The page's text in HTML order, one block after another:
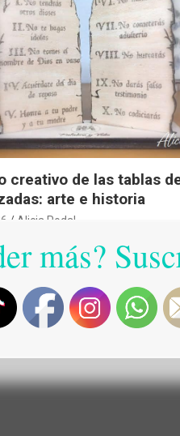
creativo de las tablas
arte e historia
Alicia Rodal
bíblica a una obra única:
piezas de madera simulando…
más?